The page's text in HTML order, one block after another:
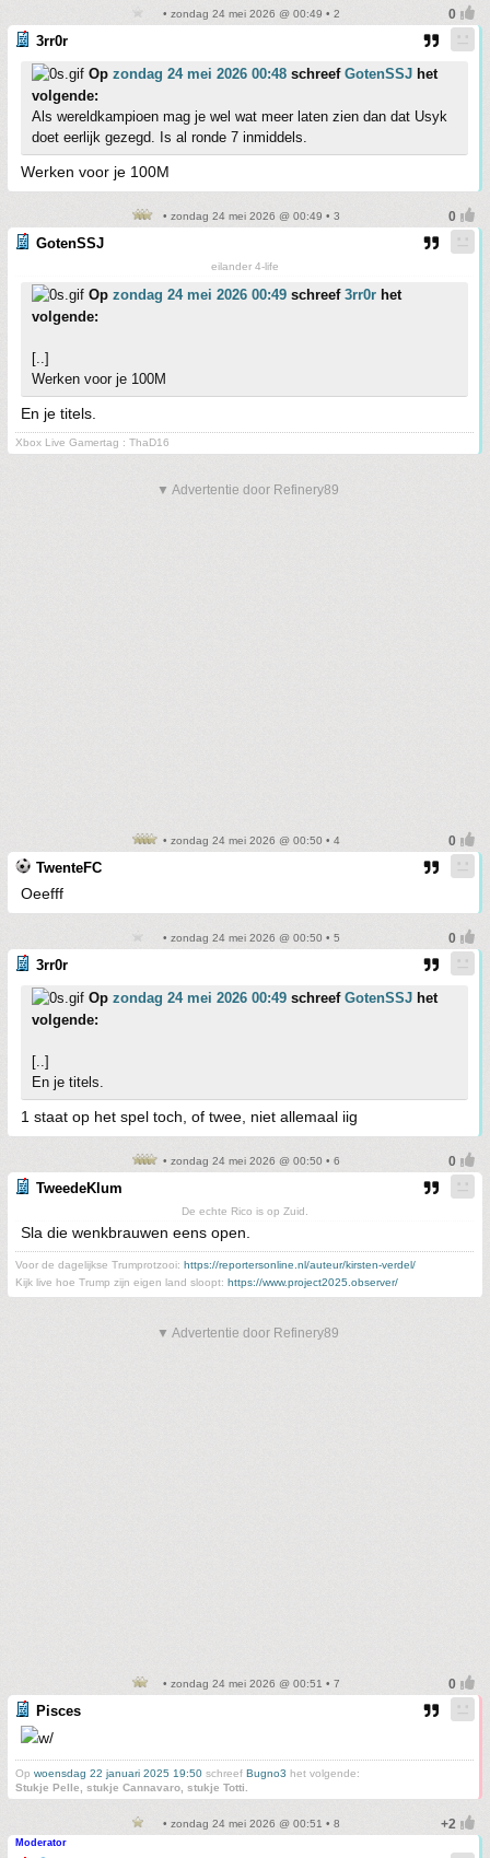
• zondag 24 mei 2026 @ 00:49 • 2
3rr0r
Op zondag 24 mei 2026 00:48 schreef GotenSSJ het
volgende:
Als wereldkampioen mag je wel wat meer laten zien dan dat Usyk
doet eerlijk gezegd. Is al ronde 7 inmiddels.
Werken voor je 100M
• zondag 24 mei 2026 @ 00:49 • 3
GotenSSJ
eilander 4-life
Op zondag 24 mei 2026 00:49 schreef 3rr0r het
volgende:
[..]
Werken voor je 100M
En je titels.
Xbox Live Gamertag : ThaD16
▼ Advertentie door Refinery89
• zondag 24 mei 2026 @ 00:50 • 4
TwenteFC
Oeefff
• zondag 24 mei 2026 @ 00:50 • 5
3rr0r
Op zondag 24 mei 2026 00:49 schreef GotenSSJ het
volgende:
[..]
En je titels.
1 staat op het spel toch, of twee, niet allemaal iig
• zondag 24 mei 2026 @ 00:50 • 6
TweedeKlum
De echte Rico is op Zuid.
Sla die wenkbrauwen eens open.
Voor de dagelijkse Trumprotzooi: https://reportersonline.nl/auteur/kirsten-verdel/
Kijk live hoe Trump zijn eigen land sloopt: https://www.project2025.observer/
▼ Advertentie door Refinery89
• zondag 24 mei 2026 @ 00:51 • 7
Pisces
Op woensdag 22 januari 2025 19:50 schreef Bugno3 het volgende:
Stukje Pelle, stukje Cannavaro, stukje Totti.
• zondag 24 mei 2026 @ 00:51 • 8
Moderator